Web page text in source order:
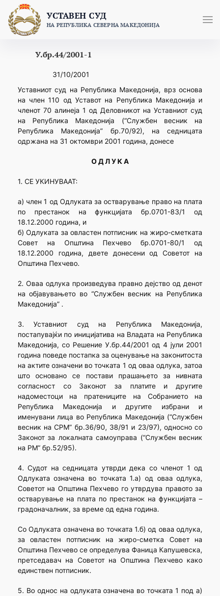
content
УСТАВЕН СУД
НА РЕПУБЛИКА СЕВЕРНА МАКЕДОНИЈА
У.бр.44/2001-1
31/10/2001
Уставниот суд на Република Македонија, врз основа
на член 110 од Уставот на Република Македонија и
членот 70 алинеја 1 од Деловникот на Уставниот суд
на Република Македонија (“Службен весник на
Република Македонија” бр.70/92), на седницата
одржана на 31 октомври 2001 година, донесе
О Д Л У К А
1. СЕ УКИНУВААТ:
а) член 1 од Одлуката за остварување право на плата
по престанок на функцијата бр.0701-83/1 од
18.12.2000 година, и
б) Одлуката за овластен потписник на жиро-сметката
Совет на Општина Пехчево бр.0701-80/1 од
18.12.2000 година, двете донесени од Советот на
Општина Пехчево.
2. Оваа одлука произведува правно дејство од денот
на објавувањето во “Службен весник на Република
Македонија” .
3. Уставниот суд на Република Македонија,
постапувајќи по иницијатива на Владата на Република
Македонија, со Решение У.бр.44/2001 од 4 јули 2001
година поведе постапка за оценување на законитоста
на актите означени во точката 1 од оваа одлука, затоа
што основано се постави прашањето за нивната
согласност со Законот за платите и другите
надоместоци на пратениците на Собранието на
Република Македонија и другите избрани и
именувани лица во Република Македонија (“Службен
весник на СРМ” бр.36/90, 38/91 и 23/97), односно со
Законот за локалната самоуправа (“Службен весник
на РМ” бр.52/95).
4. Судот на седницата утврди дека со членот 1 од
Одлуката означена во точката 1.а) од оваа одлука,
Советот на Општина Пехчево го утврдува правото за
остварување на плата по престанок на функцијата –
градоначалник, за време од една година.
Со Одлуката означена во точката 1.б) од оваа одлука,
за овластен потписник на жиро-сметка Совет на
Општина Пехчево се определува Фаница Капушевска,
претседавач на Советот на Општина Пехчево како
единствен потписник.
5. Во однос на одлуката означена во точката 1 под а)